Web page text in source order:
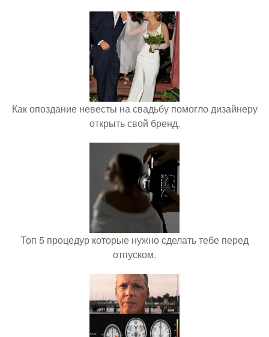
Как опоздание невесты на свадьбу помогло дизайнеру
открыть свой бренд.
Топ 5 процедур которые нужно сделать тебе перед
отпуском.